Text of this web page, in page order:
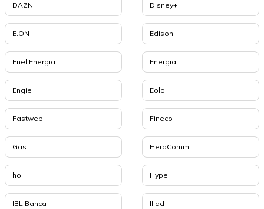
DAZN Disney+
E.ON Edison
Enel Energia Energia
Engie Eolo
Fastweb Fineco
Gas HeraComm
ho. Hype
IBL Banca Iliad